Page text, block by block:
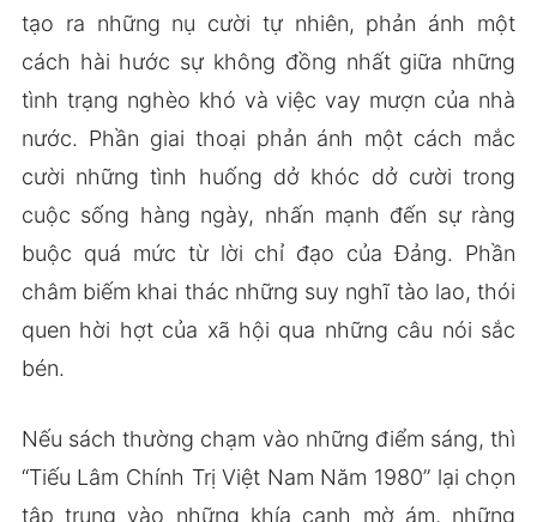
tạo ra những nụ cười tự nhiên, phản ánh một
cách hài hước sự không đồng nhất giữa những
tình trạng nghèo khó và việc vay mượn của nhà
nước. Phần giai thoại phản ánh một cách mắc
cười những tình huống dở khóc dở cười trong
cuộc sống hàng ngày, nhấn mạnh đến sự ràng
buộc quá mức từ lời chỉ đạo của Đảng. Phần
châm biếm khai thác những suy nghĩ tào lao, thói
quen hời hợt của xã hội qua những câu nói sắc
bén.
Nếu sách thường chạm vào những điểm sáng, thì
“Tiếu Lâm Chính Trị Việt Nam Năm 1980” lại chọn
tập trung vào những khía cạnh mờ ám, những